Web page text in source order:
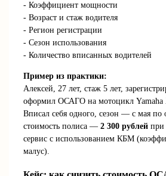
- Коэффициент мощности
- Возраст и стаж водителя
- Регион регистрации
- Сезон использования
- Количество вписанных водителей
Пример из практики:
Алексей, 27 лет, стаж 5 лет,
оформил ОСАГО на мотоцикл Yamaha
Вписал себя одного, сезон — с мая по
стоимость полиса —2 300 рублей при
сервис с использованием КБМ
малус).